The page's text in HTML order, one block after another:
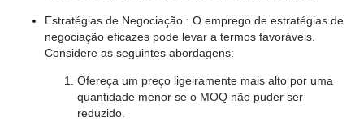
Estratégias de Negociação : O emprego de estratégias de
negociação eficazes pode levar a termos favoráveis.
Considere as seguintes abordagens:
Ofereça um preço ligeiramente mais alto por uma
quantidade menor se o MOQ não puder ser
reduzido.